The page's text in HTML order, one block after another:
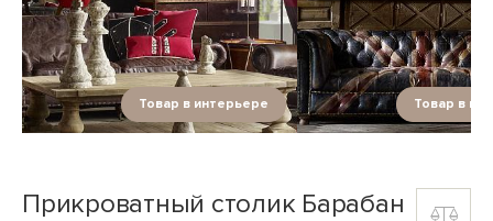
Товар в интерьере Товар в
Прикроватный столик Барабан